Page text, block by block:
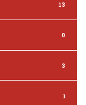
13
0
3
1